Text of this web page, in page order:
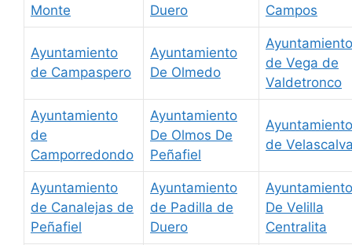
Monte
Duero
Campos
Ayuntamiento
de Campaspero
Ayuntamiento
De Olmedo
Ayuntamiento
de Vega de
Valdetronco
Ayuntamiento
de
Camporredondo
Ayuntamiento
De Olmos De
Peñafiel
Ayuntamiento
de
Ayuntamiento
de Canalejas de
Peñafiel
Ayuntamiento
de Padilla de
Duero
Ayuntamiento
De Velilla
Centralita